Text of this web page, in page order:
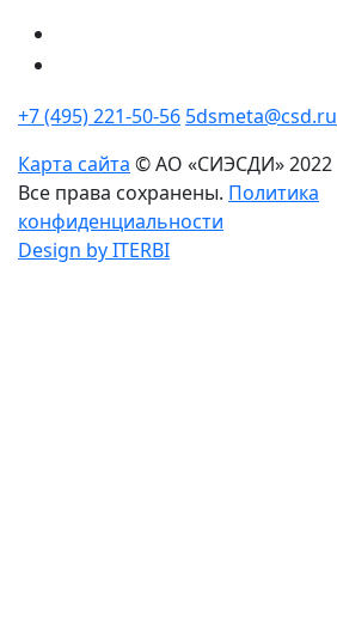
+7 (495) 221-50-56 5dsmeta@csd.ru
Карта сайта © АО «СИЭСДИ» 2022
Все права сохранены. Политика
конфиденциальности
Design by ITERBI